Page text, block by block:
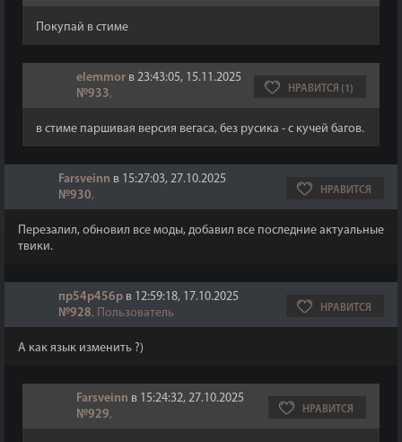
Покупай в стиме
elemmor в 23:43:05, 15.11.2025
№933, НРАВИТСЯ (1)
в стиме паршивая версия вегаса, без русика - с кучей багов.
Farsveinn в 15:27:03, 27.10.2025
№930, НРАВИТСЯ
Перезалил, обновил все моды, добавил все последние актуальные
твики.
пр54р456р в 12:59:18, 17.10.2025
№928, Пользователь НРАВИТСЯ
А как язык изменить ?)
Farsveinn в 15:24:32, 27.10.2025
№929, НРАВИТСЯ